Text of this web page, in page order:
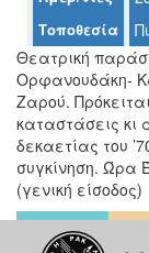
ΤΟΠΟΣ
ΜΑΣ
ΔΗΜΟΣ
ΠΟΛΙΤΙΣΜΟΣ
ΑΝΘΕΚΤΙΚΗ
Τοποθεσία
Θεατρική
Ορφανουδάκη-
Ζαρού.
καταστάσεις κι
δεκαετίας του
συγκίνηση. Ώρα
(γενική είσοδος)